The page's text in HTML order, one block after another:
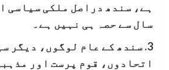
سال سے حصہ ہی نہیں ہے۔
3. سندھ کے عام لوگوں، دیگر
اتحادوں، قوم پرست اور